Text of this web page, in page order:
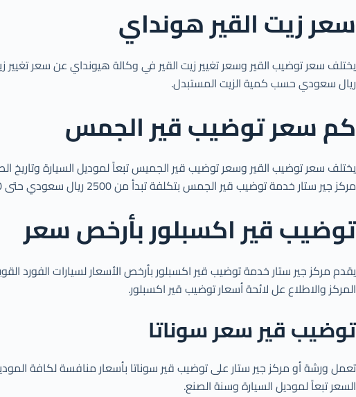
سعر زيت القير هونداي
ريال سعودي حسب كمية الزيت المستبدل.
كم سعر توضيب قير الجمس
مركز جير ستار خدمة توضيب قير الجمس بتكلفة تبدأ من 2500 ريال سعودي حتى 5000 ريال سعودي مع الضمان وإمكانية الشحن إلى أي منطقة في المملكة.
توضيب قير اكسبلور بأرخص سعر
يقدم مركز جير ستار خدمة توضيب قير اكسبلور بأرخص الأسعار لسيارات الفورد القوية وبضمان 6 أشهر بعد صيانة القير والتركيب في المركز وبأسعار منافسة يمكن
المركز والاطلاع عل لائحة أسعار توضيب قير اكسبلور.
توضيب قير سعر سوناتا
السعر تبعاً لموديل السيارة وسنة الصنع.